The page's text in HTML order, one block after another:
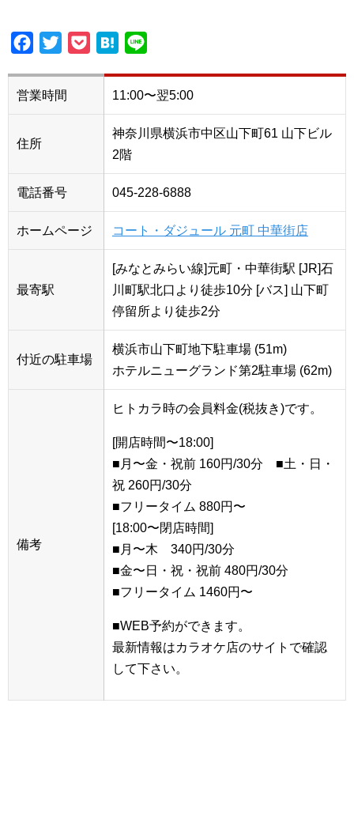
Facebook
Twitter PocketHatena
営業時間 11:00〜翌5:00
住所
神奈川県横浜市中区山下町61 山下ビル
2階
電話番号 045-228-6888
ホームページ コート・ダジュール 元町 中華街店
最寄駅
[みなとみらい線]元町・中華街駅 [JR]石
川町駅北口より徒歩10分 [バス] 山下町
停留所より徒歩2分
付近の駐車場
横浜市山下町地下駐車場 (51m)
ホテルニューグランド第2駐車場 (62m)
備考
ヒトカラ時の会員料金(税抜き)です。
[開店時間〜18:00]
■月〜金・祝前 160円/30分 ■土・日・
祝 260円/30分
■フリータイム 880円〜
[18:00〜閉店時間]
■月〜木 340円/30分
■金〜日・祝・祝前 480円/30分
■フリータイム 1460円〜
■WEB予約ができます。
最新情報はカラオケ店のサイトで確認
して下さい。